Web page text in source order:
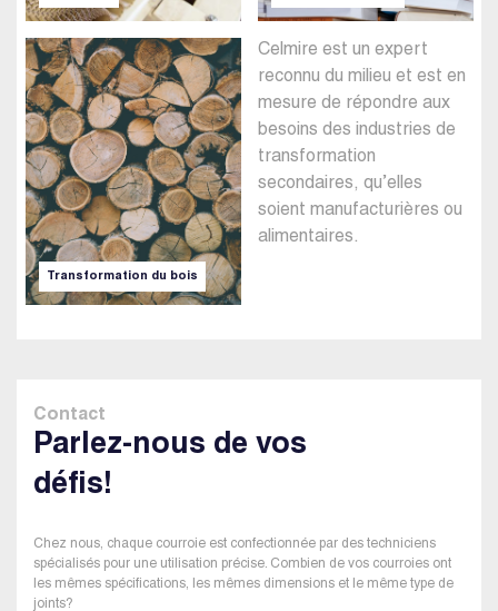
Transformation du bois
Celmire est un expert
reconnu du milieu et est en
mesure de répondre aux
besoins des industries de
transformation
secondaires, qu’elles
soient manufacturières ou
alimentaires.
Contact
Parlez-nous de vos
défis!
Chez nous, chaque courroie est confectionnée par des techniciens
spécialisés pour une utilisation précise. Combien de vos courroies ont
les mêmes spécifications, les mêmes dimensions et le même type de
joints?